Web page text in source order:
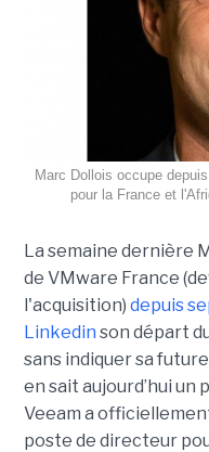
Marc Dollois occupe
pour la France et
La semaine dernière
de VMware France
l'acquisition) depuis
Linkedin son départ
sans indiquer sa
en sait aujourd’hui un
Veeam a
poste de directeur